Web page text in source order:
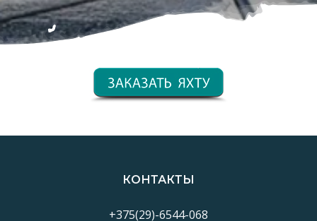
КОНТАКТЫ
+375(29)-6544-068